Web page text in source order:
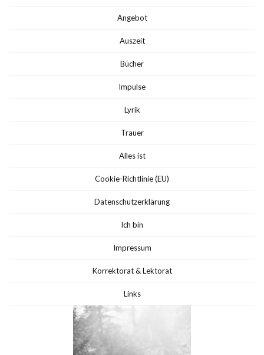
Angebot
Auszeit
Bücher
Impulse
Lyrik
Trauer
Alles ist
Cookie-Richtlinie (EU)
Datenschutzerklärung
Ich bin
Impressum
Korrektorat & Lektorat
Links